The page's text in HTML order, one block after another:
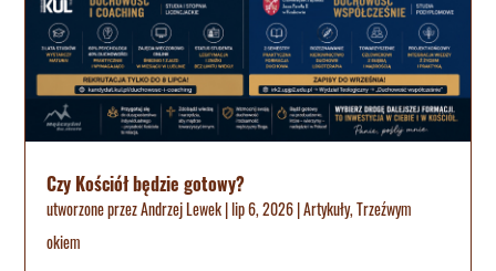
Czy Kościół będzie gotowy?
utworzone przezAndrzej Lewek|lip 6, 2026|Artykuły,Trzeźwym
okiem